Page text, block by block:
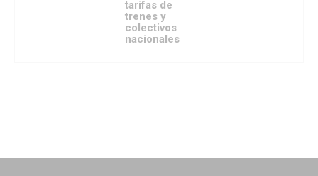
tarifas de
trenes y
colectivos
nacionales